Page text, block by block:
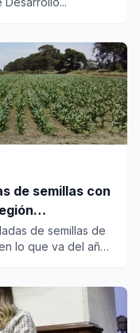
de semillas con
de semillas de
lo que va del año,